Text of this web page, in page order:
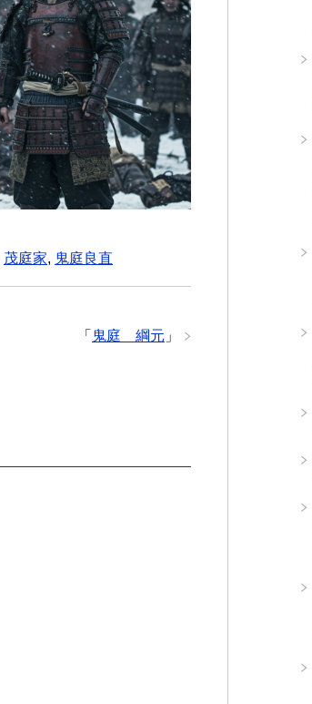
茂庭家, 鬼庭良直
「 鬼庭 綱元 」